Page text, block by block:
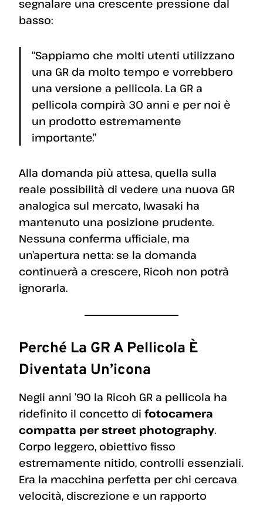
segnalare una crescente pressione dal
basso:
“Sappiamo che molti utenti utilizzano
una GR da molto tempo e vorrebbero
una versione a pellicola. La GR a
pellicola compirà 30 anni e per noi è
un prodotto estremamente
importante.”
Alla domanda più attesa, quella sulla
reale possibilità di vedere una nuova GR
analogica sul mercato, Iwasaki ha
mantenuto una posizione prudente.
Nessuna conferma ufficiale, ma
un’apertura netta: se la domanda
continuerà a crescere, Ricoh non potrà
ignorarla.
Perché La GR A Pellicola È
Diventata Un’icona
Negli anni ’90 la Ricoh GR a pellicola ha
ridefinito il concetto di fotocamera
compatta per street photography.
Corpo leggero, obiettivo fisso
estremamente nitido, controlli essenziali.
Era la macchina perfetta per chi cercava
velocità, discrezione e un rapporto